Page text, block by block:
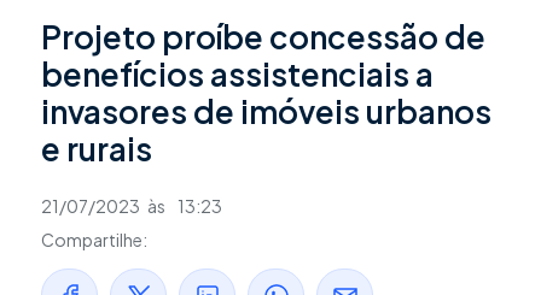
Projeto proíbe concessão de
benefícios assistenciais a
invasores de imóveis urbanos
e rurais
21/07/2023 às
13:23
Compartilhe: